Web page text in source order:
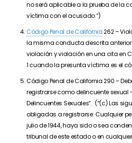
no será aplicable a la prueba de la
víctima con el acusado.”)
Código Penal de California262 –
la misma conducta descrita
violación y violación en una cita en
1 cuando la presunta víctima es el
Código Penal de California 290 –
registrarse como delincuente sexual
Delincuentes Sexuales”. (“(c) Las
obligadas a registrarse: Cualquier
julio de 1944, haya sido o sea
tribunal de este estado o en